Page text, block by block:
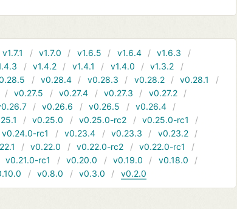
v1.7.1 v1.7.0 v1.6.5 v1.6.4
v1.6.3
v1.4.2 v1.4.1 v1.4.0
v1.3.2
v0.28.4 v0.28.3 v0.28.2
v0.28.1
v0.27.5 v0.27.4 v0.27.3
v0.27.2
v0.26.6 v0.26.5
v0.26.4
v0.25.0 v0.25.0-rc2
v0.25.0-rc1
v0.24.0-rc1 v0.23.4 v0.23.3
v0.23.2
v0.22.0 v0.22.0-rc2
v0.22.0-rc1
v0.21.0-rc1 v0.20.0 v0.19.0
v0.18.0
v0.8.0 v0.3.0 v0.2.0